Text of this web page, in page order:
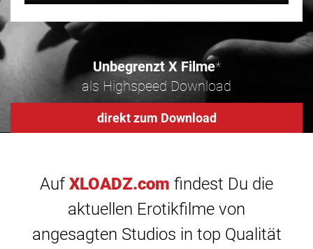
Unbegrenzt X Filme*
als Highspeed Download
direkt zum Download
Auf XLOADZ.com findest Du die
aktuellen Erotikfilme von
angesagten Studios in top Qualität